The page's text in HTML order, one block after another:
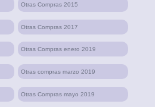
Otras Compras 2015
Otras Compras 2017
Otras Compras enero 2019
Otras compras marzo 2019
Otras Compras mayo 2019